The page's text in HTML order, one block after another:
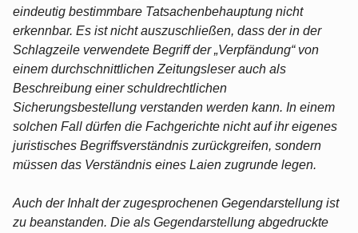
eindeutig bestimmbare Tatsachenbehauptung nicht
erkennbar. Es ist nicht auszuschließen, dass der in der
Schlagzeile verwendete Begriff der „Verpfändung“ von
einem durchschnittlichen Zeitungsleser auch als
Beschreibung einer schuldrechtlichen
Sicherungsbestellung verstanden werden kann. In einem
solchen Fall dürfen die Fachgerichte nicht auf ihr eigenes
juristisches Begriffsverständnis zurückgreifen, sondern
müssen das Verständnis eines Laien zugrunde legen.
Auch der Inhalt der zugesprochenen Gegendarstellung ist
zu beanstanden. Die als Gegendarstellung abgedruckte